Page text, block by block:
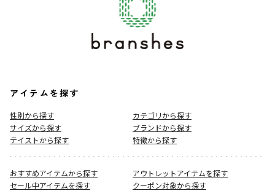
アイテムを探す
性別から探す
カテゴリから探す
サイズから探す
ブランドから探す
テイストから探す
特徴から探す
おすすめアイテムから探す
アウトレットアイテムを探す
セール中アイテムを探す
クーポン対象から探す